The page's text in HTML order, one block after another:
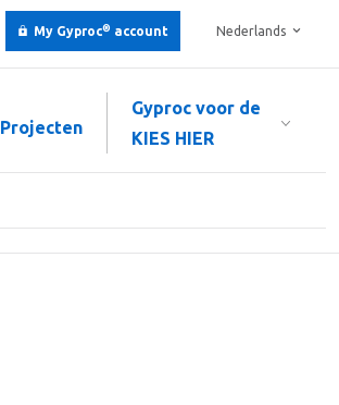
Nederlands
My Gyproc® account
Gyproc voor de
KIES HIER
Projecten